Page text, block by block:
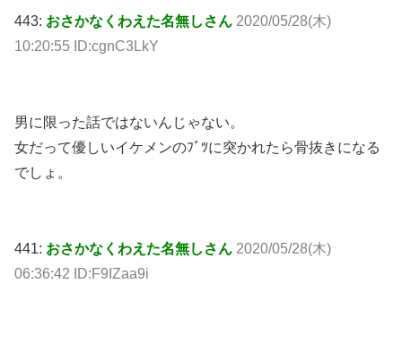
443: おさかなくわえた名無しさん 2020/05/28(木)
10:20:55 ID:cgnC3LkY
男に限った話ではないんじゃない。
女だって優しいイケメンのﾌﾞﾂに突かれたら骨抜きになる
でしょ。
441: おさかなくわえた名無しさん 2020/05/28(木)
06:36:42 ID:F9IZaa9i